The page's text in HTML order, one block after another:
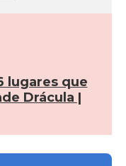
lugares que
Drácula |